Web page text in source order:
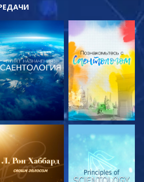
ПЕРЕДАЧИ
СМОТРЕТЬ
ПЕРЕДАЧИ